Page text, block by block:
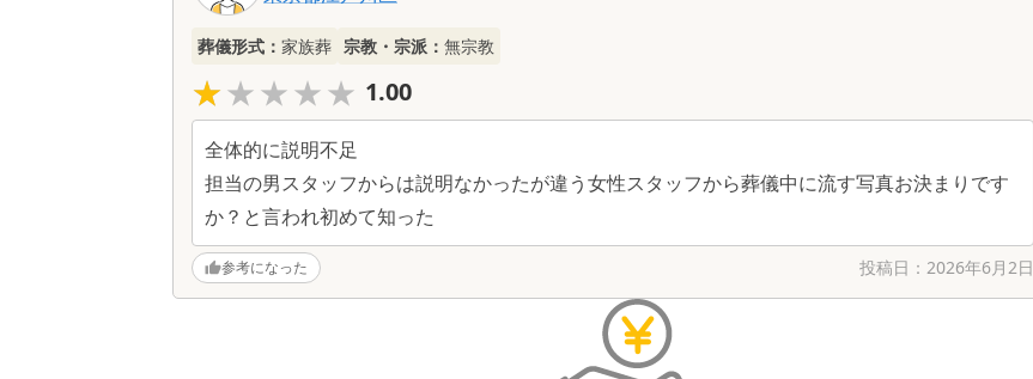
葬儀形式： 家族葬 宗教・宗派： 無宗教
★★★★★
★★★★★ 1.00
全体的に説明不足
担当の男スタッフからは説明なかったが違う女性スタッフから葬儀中に流す写真お決まりです
か？と言われ初めて知った
参考になった 投稿日： 2026年6月2日